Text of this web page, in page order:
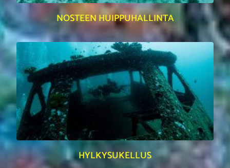
NOSTEEN HUIPPUHALLINTA
HYLKYSUKELLUS